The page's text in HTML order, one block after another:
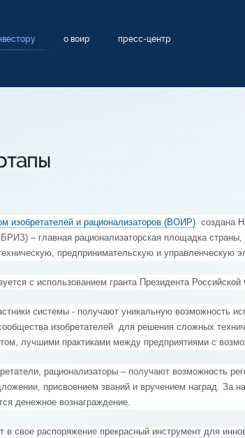
о воир пресс-центр
изобретателей и рационализаторов (ВОИР) создана
– главная рационализаторская площадка
предпринимательскую и управленческую
с использованием гранта Президента
системы - получают уникальную возможность
изобретателей для решения сложных
лучшими практиками между предприятиями с
рационализаторы – получают возможность
присвоением званий и вручением наград. За
денежное вознаграждение.
в свое распоряжение прекрасный инструмент для